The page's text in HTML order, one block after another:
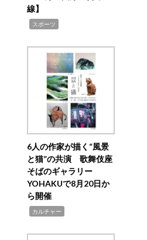
線】
スポーツ
6人の作家が描く“風景
と猫”の共演 歌舞伎座
そばのギャラリー
YOHAKUで8月20日か
ら開催
カルチャー